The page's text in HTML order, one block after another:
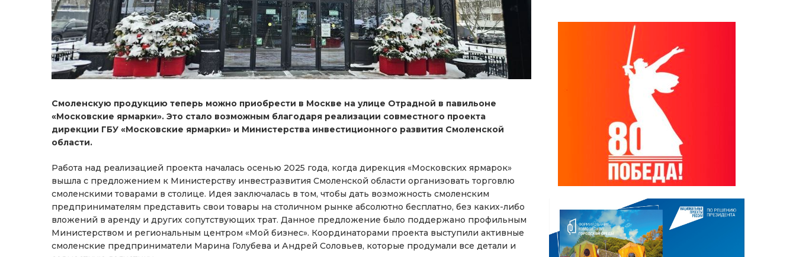
Смоленскую продукцию теперь можно приобрести в Москве на улице Отрадной в павильоне
«Московские ярмарки». Это стало возможным благодаря реализации совместного проекта
дирекции ГБУ «Московские ярмарки» и Министерства инвестиционного развития Смоленской
области.
Работа над реализацией проекта началась осенью 2025 года, когда дирекция «Московских ярмарок»
вышла с предложением к Министерству инвестразвития Смоленской области организовать торговлю
смоленскими товарами в столице. Идея заключалась в том, чтобы дать возможность смоленским
предпринимателям представить свои товары на столичном рынке абсолютно бесплатно, без каких-либо
вложений в аренду и других сопутствующих трат. Данное предложение было поддержано профильным
Министерством и региональным центром «Мой бизнес». Координаторами проекта выступили активные
смоленские предприниматели Марина Голубева и Андрей Соловьев, которые продумали все детали и